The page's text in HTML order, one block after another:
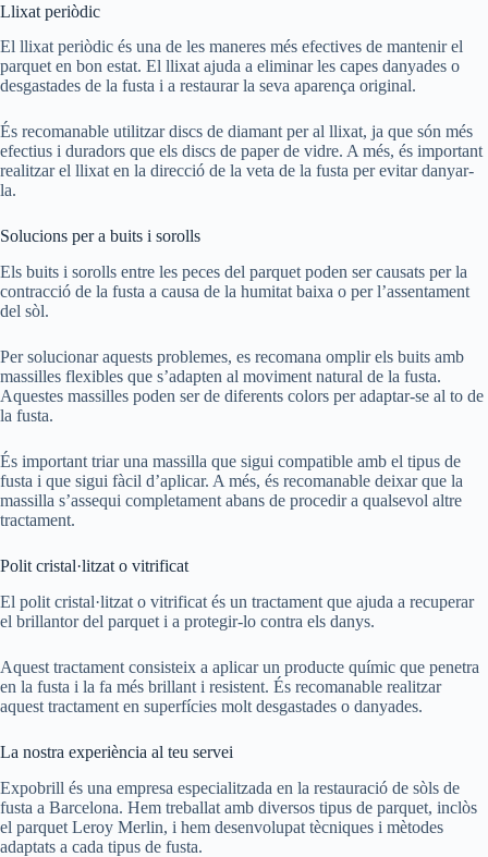
Llixat periòdic
El llixat periòdic és una de les maneres més efectives de mantenir el
parquet en bon estat. El llixat ajuda a eliminar les capes danyades o
desgastades de la fusta i a restaurar la seva aparença original.
És recomanable utilitzar discs de diamant per al llixat, ja que són més
efectius i duradors que els discs de paper de vidre. A més, és important
realitzar el llixat en la direcció de la veta de la fusta per evitar danyar-
la.
Solucions per a buits i sorolls
Els buits i sorolls entre les peces del parquet poden ser causats per la
contracció de la fusta a causa de la humitat baixa o per l’assentament
del sòl.
Per solucionar aquests problemes, es recomana omplir els buits amb
massilles flexibles que s’adapten al moviment natural de la fusta.
Aquestes massilles poden ser de diferents colors per adaptar-se al to de
la fusta.
És important triar una massilla que sigui compatible amb el tipus de
fusta i que sigui fàcil d’aplicar. A més, és recomanable deixar que la
massilla s’assequi completament abans de procedir a qualsevol altre
tractament.
Polit cristal·litzat o vitrificat
El polit cristal·litzat o vitrificat és un tractament que ajuda a recuperar
el brillantor del parquet i a protegir-lo contra els danys.
Aquest tractament consisteix a aplicar un producte químic que penetra
en la fusta i la fa més brillant i resistent. És recomanable realitzar
aquest tractament en superfícies molt desgastades o danyades.
La nostra experiència al teu servei
Expobrill és una empresa especialitzada en la restauració de sòls de
fusta a Barcelona. Hem treballat amb diversos tipus de parquet, inclòs
el parquet Leroy Merlin, i hem desenvolupat tècniques i mètodes
adaptats a cada tipus de fusta.